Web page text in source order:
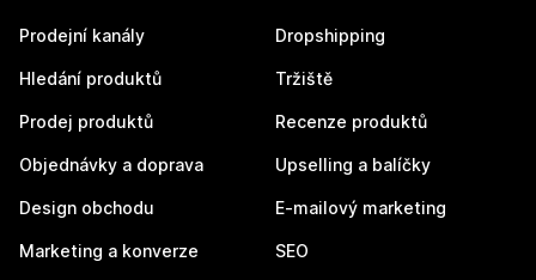
Prodejní kanály
Hledání produktů
Prodej produktů
Objednávky a doprava
Design obchodu
Marketing a konverze
Dropshipping
Tržiště
Recenze produktů
Upselling a balíčky
E-mailový marketing
SEO